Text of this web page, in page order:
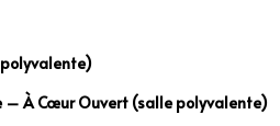
– À Cœur Ouvert (salle polyvalente)